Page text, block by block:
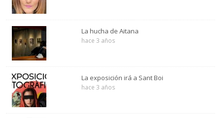
La hucha de Aitana
hace 3 años
La exposición irá a Sant Boi
hace 3 años